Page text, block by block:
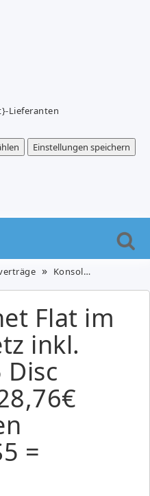
Lieferanten
Einstellungen speichern
Konsolen & Zubehör
Flat im
inkl.
=